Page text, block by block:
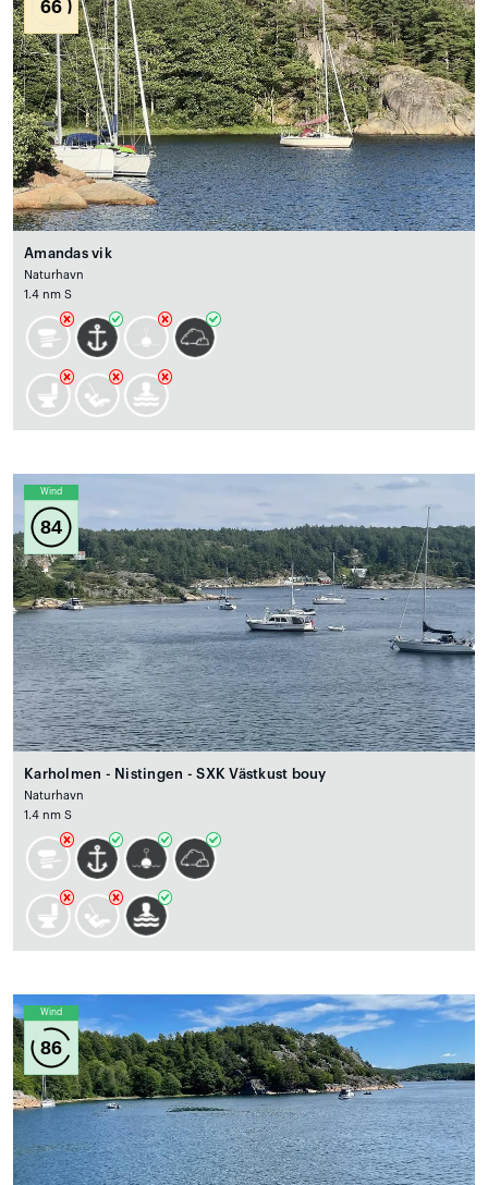
66
Amandas vik
Naturhavn
1.4 nm S
Wind
84
Karholmen - Nistingen - SXK Västkust bouy
Naturhavn
1.4 nm S
Wind
86